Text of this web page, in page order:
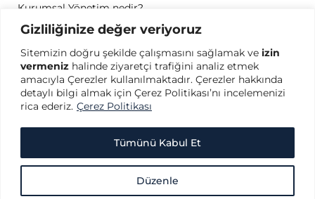
Gizliliğinize değer veriyoruz
Sitemizin doğru şekilde çalışmasını sağlamak ve izin
vermeniz halinde ziyaretçi trafiğini analiz etmek
amacıyla Çerezler kullanılmaktadır. Çerezler hakkında
detaylı bilgi almak için Çerez Politikası’nı incelemenizi
rica ederiz. Çerez Politikası
Düzenle
Tümünü Kabul Et
Kurumsal Yönetim nedir?
Kurumsal Yönetim İlkeleri nedir?
Kurumsal Yönetim konusunda dünyada öncü kuruluşlar
hangileridir?
SPK Kurumsal Yönetim İlkeleri nedir?
OECD Kurumsal Yönetim İlkeleri nedir?
GİZLİLİK
Kullanım Koşulları
Kişisel Verilerin Korunması